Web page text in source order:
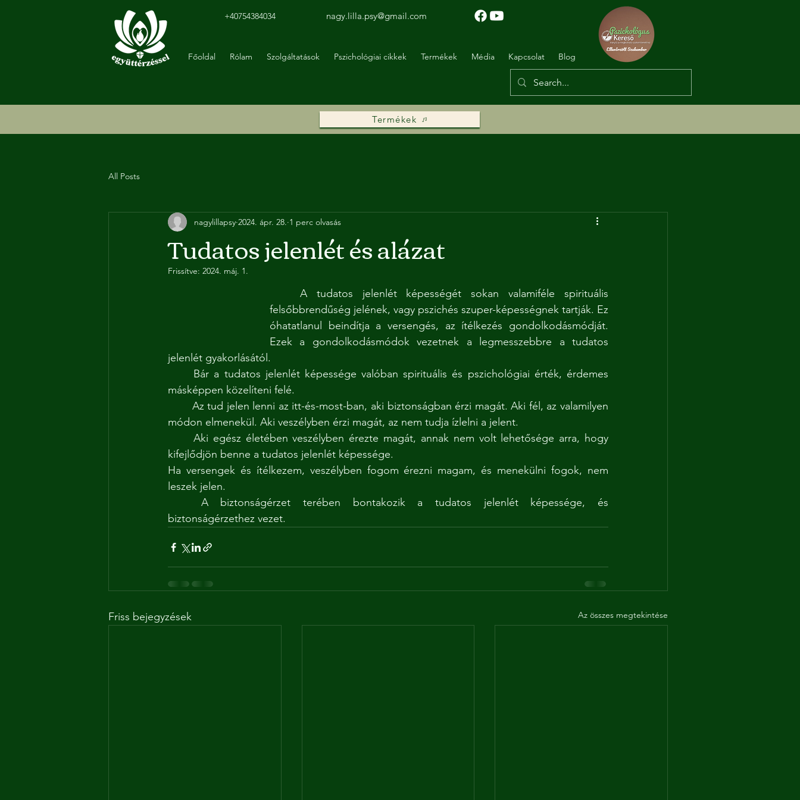
+40754384034 nagy.lilla.psy@gmail.com
Főoldal Rólam Szolgáltatások Pszichológiai cikkek Termékek Média Kapcsolat Blog
Termékek
All Posts
Tudatos jelenlét és alázat
nagylillapsy 2024. ápr. 28. 1 perc olvasás
Frissítve: 2024. máj. 1.
felsőbbrendűség jelének, vagy pszichés szuper-képességnek tartják. Ez
óhatatlanul beindítja a versengés, az ítélkezés gondolkodásmódját.
Ezek a gondolkodásmódok vezetnek a legmesszebbre a tudatos
jelenlét gyakorlásától.
másképpen közelíteni felé.
módon elmenekül. Aki veszélyben érzi magát, az nem tudja ízlelni a jelent.
kifejlődjön benne a tudatos jelenlét képessége.
Ha versengek és ítélkezem, veszélyben fogom érezni magam, és menekülni fogok, nem
leszek jelen.
biztonságérzethez vezet.
Friss bejegyzések Az összes megtekintése